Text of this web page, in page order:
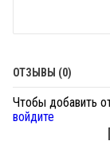
ОТЗЫВЫ (0)
Чтобы добавить
войдите